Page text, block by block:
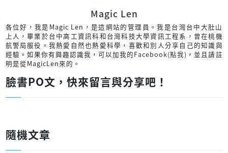
Magic Len
各位好，我是Magic Len，是這網站的管理員。我是台灣台中大肚山
上人，畢業於台中高工資訊科和台灣科技大學資訊工程系，曾在桃機
航警局服役。我熱愛自然也熱愛科學，喜歡和別人分享自己的知識與
經驗。如果你有興趣認識我，可以加我的Facebook(點我) ，並且請註
明是從MagicLen來的。
臉書PO文，快來留言與分享吧！
隨機文章